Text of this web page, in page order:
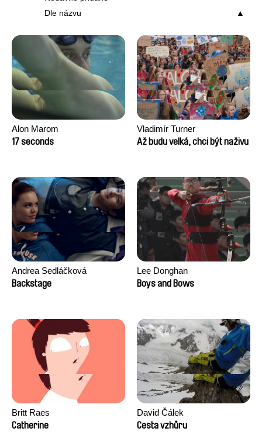
Dle názvu
Alon Marom
17 seconds
Vladimír Turner
Až budu velká, chci být naživu
Andrea Sedláčková
Backstage
Lee Donghan
Boys and Bows
Britt Raes
Catherine
David Čálek
Cesta vzhůru